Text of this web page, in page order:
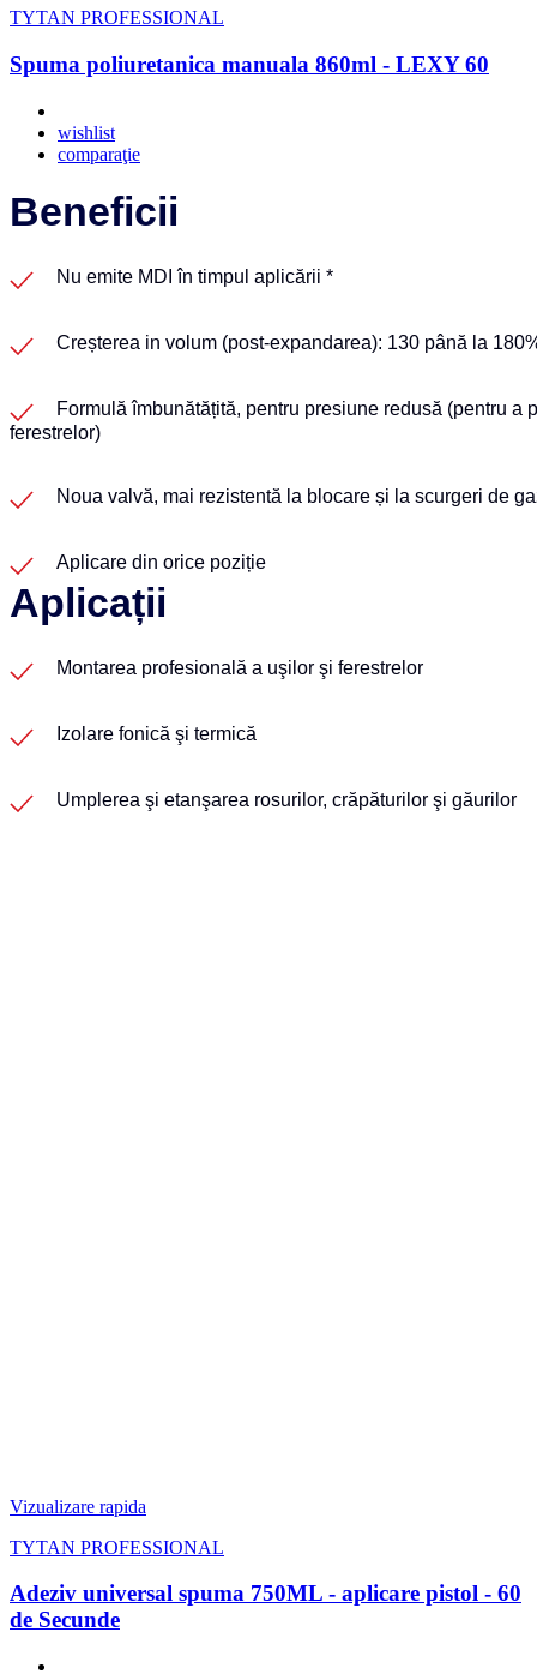
TYTAN PROFESSIONAL
Spuma poliuretanica manuala 860ml - LEXY 60
wishlist
comparaţie
Beneficii
Nu emite MDI în timpul aplicării *
Creșterea in volum (post-expandarea): 130 până la
Formulă îmbunătățită, pentru presiune redusă (pentru a
ferestrelor)
Noua valvă, mai rezistentă la blocare și la scurgeri de
Aplicare din orice poziție
Aplicații
Montarea profesională a uşilor şi ferestrelor
Izolare fonică şi termică
Umplerea şi etanşarea rosurilor, crăpăturilor şi găurilor
Vizualizare rapida
TYTAN PROFESSIONAL
Adeziv universal spuma 750ML - aplicare pistol - 60
de Secunde